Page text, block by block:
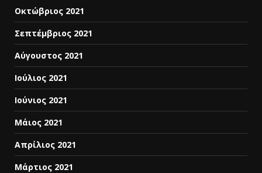
Οκτώβριος 2021
Σεπτέμβριος 2021
Αύγουστος 2021
Ιούλιος 2021
Ιούνιος 2021
Μάιος 2021
Απρίλιος 2021
Μάρτιος 2021